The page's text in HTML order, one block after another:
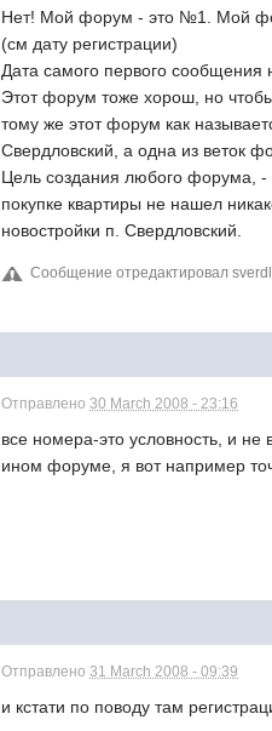
Нет! Мой форум - это №1. Мой
(см дату регистрации)
Дата самого первого
Этот форум тоже хорош, но чтобы
тому же этот форум как
Свердловский, а одна из веток
Цель создания любого форума, -
покупке квартиры не нашел
новостройки п. Свердловский.
Сообщение отредактировал
Отправлено30 March 2008 - 23:16
все номера-это условность, и
ином форуме, я вот например
Отправлено31 March 2008 - 09:39
и кстати по поводу там